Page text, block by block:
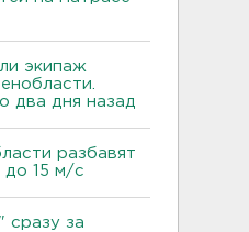
экипаж
два дня назад
разбавят
до 15 м/с
сразу за